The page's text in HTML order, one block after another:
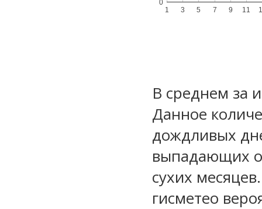
1 3 5 7 9 11
0
В среднем за
Данное
дождливых
выпадающих
сухих
гисметео